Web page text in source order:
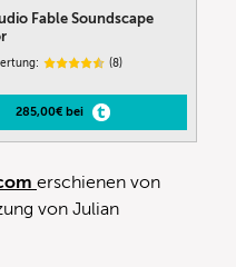
Fable Soundscape
(8)
285,00€ bei
erschienen von
von Julian